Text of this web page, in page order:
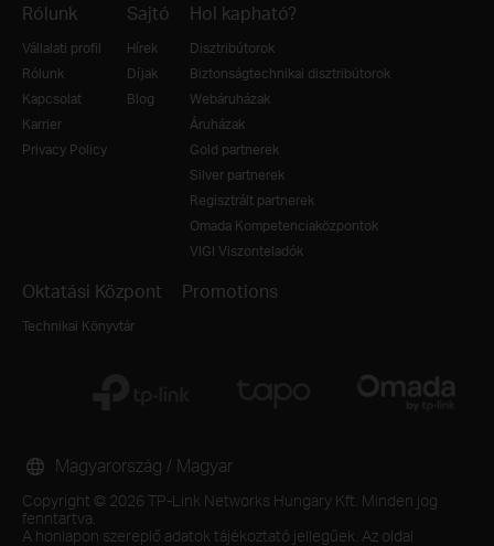
Rólunk
Vállalati profil
Rólunk
Kapcsolat
Karrier
Privacy Policy
Sajtó
Hírek
Díjak
Blog
Hol kapható?
Disztribútorok
Biztonságtechnikai disztribútorok
Webáruházak
Áruházak
Gold partnerek
Silver partnerek
Regisztrált partnerek
Omada Kompetenciaközpontok
VIGI Viszonteladók
Oktatási Központ
Technikai Könyvtár
Promotions
Copyright © 2026 TP-Link Networks Hungary Kft. Minden jog
fenntartva.
A honlapon szereplő adatok tájékoztató jellegűek. Az oldal
Magyarország / Magyar